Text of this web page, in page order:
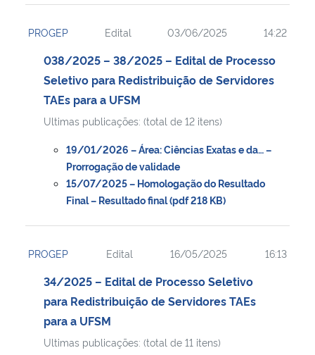
PROGEP Edital 03/06/2025 14:22
038/2025 – 38/2025 – Edital de Processo
Seletivo para Redistribuição de Servidores
TAEs para a UFSM
Ultimas publicações: (total de 12 itens)
19/01/2026 – Área: Ciências Exatas e da… –
Prorrogação de validade
15/07/2025 – Homologação do Resultado
Final – Resultado final (pdf 218 KB)
PROGEP Edital 16/05/2025 16:13
34/2025 – Edital de Processo Seletivo
para Redistribuição de Servidores TAEs
para a UFSM
Ultimas publicações: (total de 11 itens)